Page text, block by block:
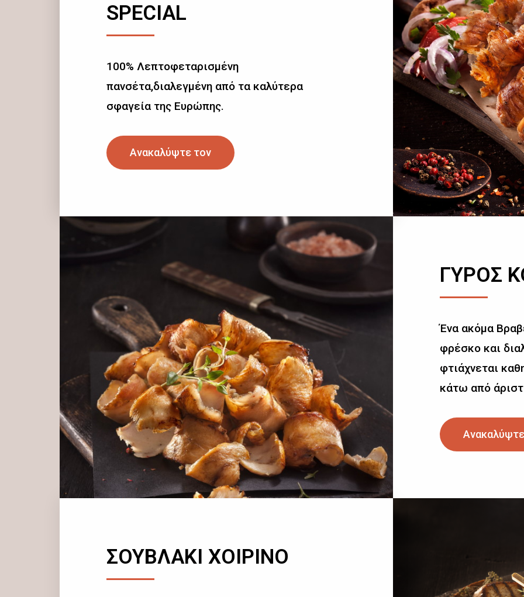
SPECIAL
100% Λεπτοφεταρισμένη
πανσέτα,διαλεγμένη από τα καλύτερα
σφαγεία της Ευρώπης.
Ανακαλύψτε τον
ΓΥΡΟΣ
Ένα ακόμα
φρέσκο και
φτιάχνεται
κάτω από
ΣΟΥΒΛΑΚΙ ΧΟΙΡΙΝΟ